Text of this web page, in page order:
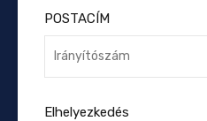
POSTACÍM
Elhelyezkedés